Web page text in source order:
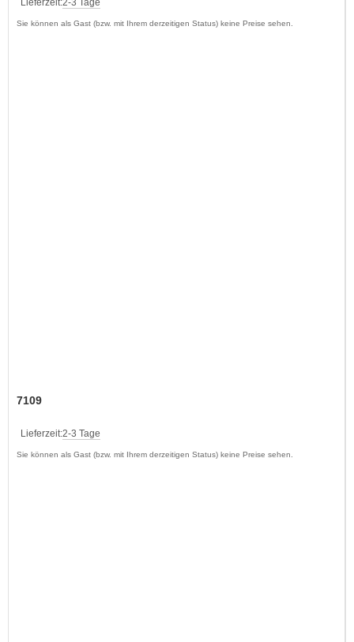
Lieferzeit:2-3 Tage
Sie können als Gast (bzw. mit Ihrem derzeitigen Status) keine Preise sehen.
7109
Lieferzeit:2-3 Tage
Sie können als Gast (bzw. mit Ihrem derzeitigen Status) keine Preise sehen.